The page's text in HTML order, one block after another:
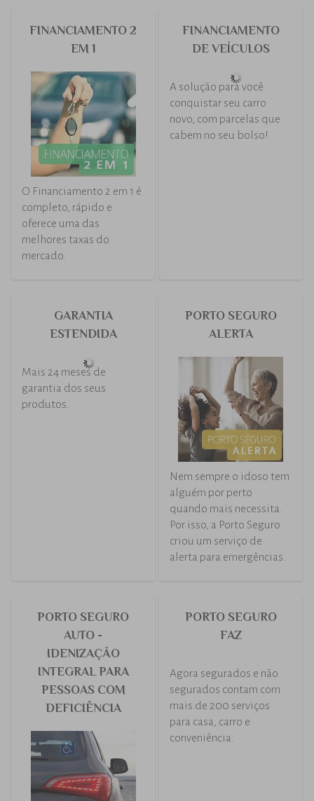
FINANCIAMENTO 2
EM 1
O Financiamento 2 em 1 é
completo, rápido e
oferece uma das
melhores taxas do
mercado.
FINANCIAMENTO
DE VEÍCULOS
GARANTIA
ESTENDIDA
PORTO SEGURO
ALERTA
Nem sempre o idoso tem
alguém por perto
quando mais necessita.
Por isso, a Porto Seguro
criou um serviço de
alerta para emergências.
PORTO SEGURO
AUTO -
IDENIZAÇÃO
INTEGRAL PARA
PESSOAS COM
DEFICIÊNCIA
PORTO SEGURO
FAZ
Agora segurados e não
segurados contam com
mais de 200 serviços
para casa, carro e
conveniência.